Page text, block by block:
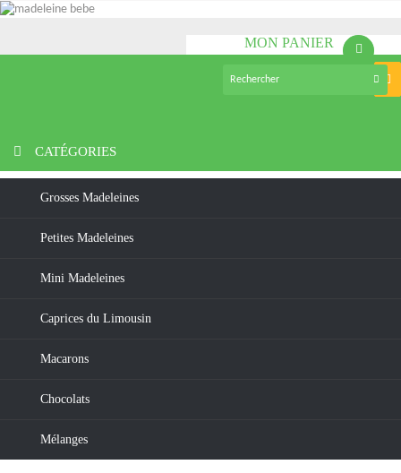
MON PANIER
CATÉGORIES
Grosses Madeleines
Petites Madeleines
Mini Madeleines
Caprices du Limousin
Macarons
Chocolats
Mélanges